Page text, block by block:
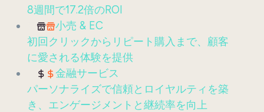
8週間で17.2倍のROI
小売 & EC
初回クリックからリピート購入まで、顧客
に愛される体験を提供
金融サービス
パーソナライズで信頼とロイヤルティを築
き、エンゲージメントと継続率を向上